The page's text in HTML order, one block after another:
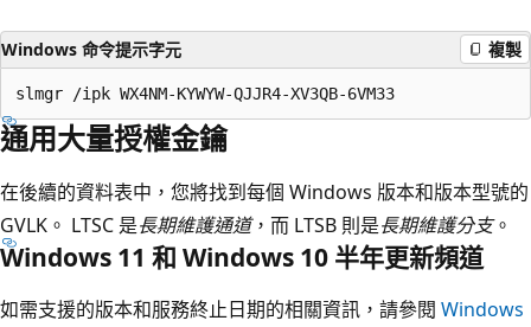
Windows 命令提示字元 複製
通用大量授權金鑰
在後續的資料表中，您將找到每個 Windows 版本和版本型號的
GVLK。 LTSC 是長期維護通道，而 LTSB 則是長期維護分支。
Windows 11 和 Windows 10 半年更新頻道
如需支援的版本和服務終止日期的相關資訊，請參閱 Windows